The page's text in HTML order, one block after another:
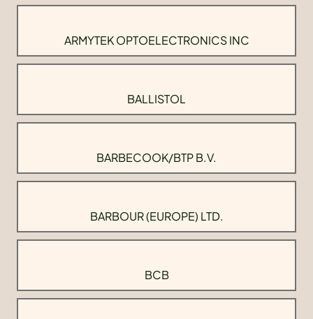
ARMYTEK OPTOELECTRONICS INC
BALLISTOL
BARBECOOK/BTP B.V.
BARBOUR (EUROPE) LTD.
BCB